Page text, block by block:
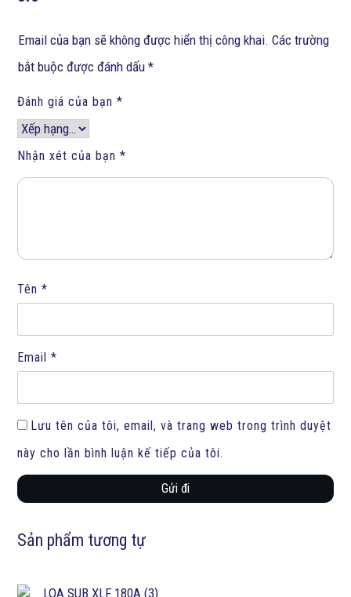
Email của bạn sẽ không được hiển thị công khai. Các trường
bắt buộc được đánh dấu *
Đánh giá của bạn *
Nhận xét của bạn *
Tên *
Email *
Lưu tên của tôi, email, và trang web trong trình duyệt
này cho lần bình luận kế tiếp của tôi.
Gửi đi
Sản phẩm tương tự